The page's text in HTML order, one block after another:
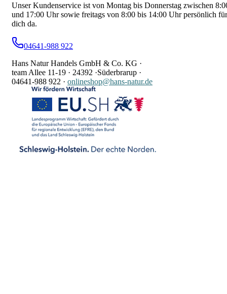
Unser Kundenservice ist von Montag bis Donnerstag zwischen
und 17:00 Uhr sowie freitags von 8:00 bis 14:00 Uhr persönlich für
dich da.
04641-988 922
Hans Natur Handels GmbH & Co. KG ·
team Allee 11-19 · 24392 ·Süderbrarup ·
04641-988 922 · onlineshop@hans-natur.de